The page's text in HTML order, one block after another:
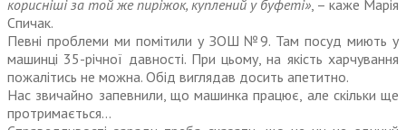
корисніші за той же пиріжок, куплений у буфеті», – каже Марія
Спичак.
Певні проблеми ми помітили у ЗОШ №9. Там посуд миють у
машинці 35-річної давності. При цьому, на якість харчування
пожалітись не можна. Обід виглядав досить апетитно.
Нас звичайно запевнили, що машинка працює, але скільки ще
протримається…